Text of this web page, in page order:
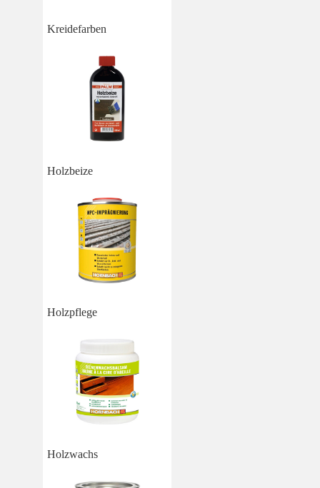
Kreidefarben
Holzbeize
Holzpflege
Holzwachs